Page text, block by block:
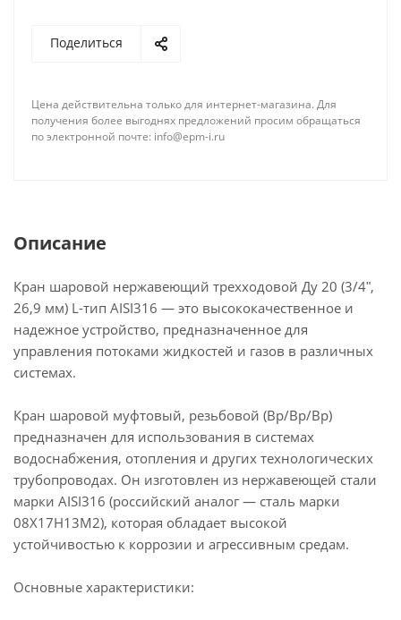
запорным устройством, которое широко
применяется для перекрытия потока рабочей
среды, такой как вода, газ, нефтепродукты и
долговечным запорным устройством.
Поделиться
Цена действительна только для интернет-магазина. Для
получения более выгоднях предложений просим обращаться
по электронной почте: info@epm-i.ru
Описание
Кран шаровой нержавеющий трехходовой Ду 20 (3/4ʺ,
26,9 мм) L-тип AISI316 — это высококачественное и
надежное устройство, предназначенное для
управления потоками жидкостей и газов в различных
системах.
Кран шаровой муфтовый, резьбовой (Вр/Вр/Вр)
предназначен для использования в системах
водоснабжения, отопления и других технологических
трубопроводах. Он изготовлен из нержавеющей стали
марки AISI316 (российский аналог — сталь марки
08Х17Н13М2), которая обладает высокой
устойчивостью к коррозии и агрессивным средам.
Основные характеристики: